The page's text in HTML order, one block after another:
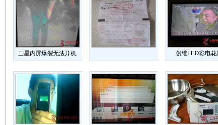
三星内屏爆裂无法开机 创维LED彩电花